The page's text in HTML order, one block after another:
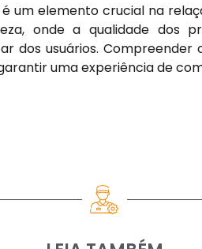
um elemento crucial na
onde a qualidade dos
dos usuários. Compreender
uma experiência de